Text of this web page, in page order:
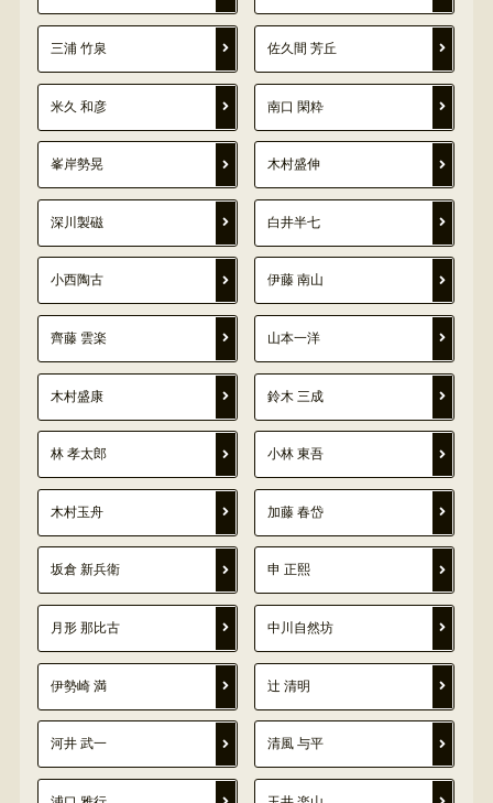
三浦 竹泉 佐久間 芳丘
米久 和彦 南口 閑粋
峯岸勢晃 木村盛伸
深川製磁 白井半七
小西陶古 伊藤 南山
齊藤 雲楽 山本一洋
木村盛康 鈴木 三成
林 孝太郎 小林 東吾
木村玉舟 加藤 春岱
坂倉 新兵衛 申 正熙
月形 那比古 中川自然坊
伊勢崎 満 辻 清明
河井 武一 清風 与平